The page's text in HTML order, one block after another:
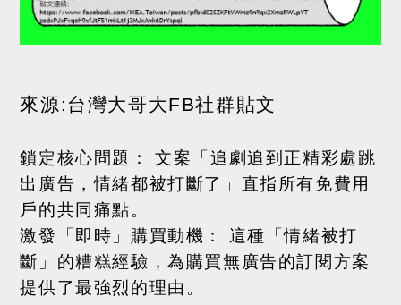
來源: 台灣大哥大FB社群貼文
鎖定核心問題：
文案「追劇追到正精彩處跳
出廣告，情緒都被打斷了」直指所有免費用
戶的共同痛點。
激發「即時」購買動機：
這種「情緒被打
斷」的糟糕經驗，為購買無廣告的訂閱方案
提供了最強烈的理由。